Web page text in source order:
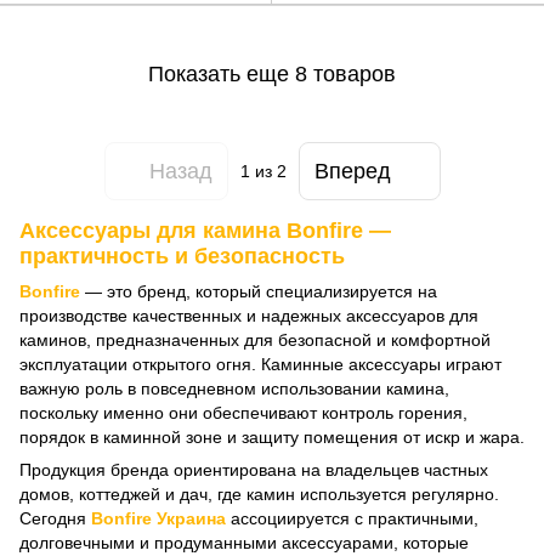
Показать еще 8 товаров
Назад 1 из 2 Вперед
Аксессуары для камина Bonfire —
практичность и безопасность
Bonfire — это бренд, который специализируется на
производстве качественных и надежных аксессуаров для
каминов, предназначенных для безопасной и комфортной
эксплуатации открытого огня. Каминные аксессуары играют
важную роль в повседневном использовании камина,
поскольку именно они обеспечивают контроль горения,
порядок в каминной зоне и защиту помещения от искр и жара.
Продукция бренда ориентирована на владельцев частных
домов, коттеджей и дач, где камин используется регулярно.
Сегодня Bonfire Украина ассоциируется с практичными,
долговечными и продуманными аксессуарами, которые